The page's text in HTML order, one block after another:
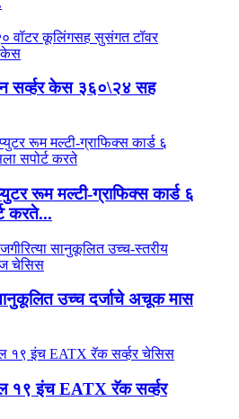
सर्व्हर केस ३६०\२४ सह
रूम मल्टी-ग्राफिक्स कार्ड ६
करते...
उच्च दर्जाचे अचूक मास
१९ इंच EATX रॅक सर्व्हर